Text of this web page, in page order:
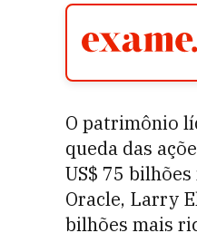
O patrimônio
queda das
US$ 75
Oracle, Larry
bilhões mais